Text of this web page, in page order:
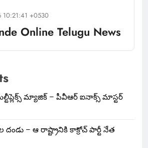
+0530
Online Telugu News
మ్యాజిక్ – పీవీఆర్ ఐనాక్స్ మాస్టర్
దండు – ఆ రాష్ట్రానికి కాక్రోచ్ పార్టీ నేత